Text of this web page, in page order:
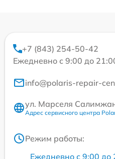
+7 (843) 254-50-42
Ежедневно с 9:00 до
info@polaris-repair-
ул. Марселя
Адрес сервисного центра
Режим работы:
Ежедневно с 9:00 до